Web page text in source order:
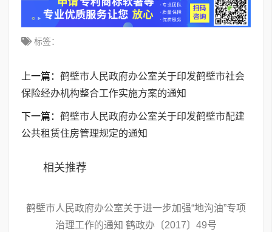
标签：
上一篇： 鹤壁市人民政府办公室关于印发鹤壁市社会
保险经办机构整合工作实施方案的通知
下一篇： 鹤壁市人民政府办公室关于印发鹤壁市配建
公共租赁住房管理规定的通知
相关推荐
鹤壁市人民政府办公室关于进一步加强“地沟油”专项
治理工作的通知 鹤政办〔2017〕49号